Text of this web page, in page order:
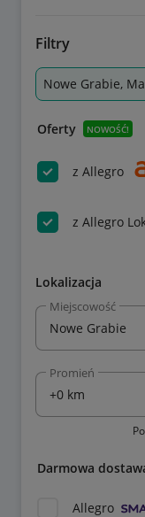
Filtry
Nowe Grabie,
Oferty NOWOŚĆ!
z Allegro
z Allegro
Lokalizacja
Miejscowość
Promień
Darmowa
Allegro